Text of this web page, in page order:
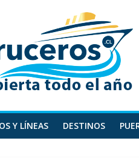
Y LÍNEAS DESTINOS